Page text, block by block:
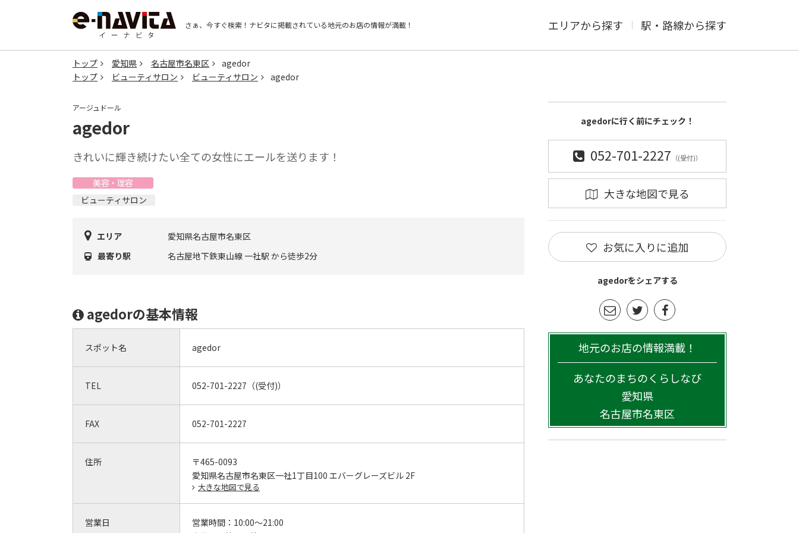
さぁ、今すぐ検索！ ナビタに掲載されている地元のお店の情報が満載！ エリアから探す 駅・路線から探す
トップ 愛知県 名古屋市名東区
agedor
トップ
ビューティサロン ビューティサロン agedor
アージュドール
agedor
きれいに輝き続けたい全ての女性にエールを送ります！
美容・理容
ビューティサロン
エリア
愛知県名古屋市名東区
最寄り駅
名古屋地下鉄東山線 一社駅 から徒歩2分
agedorの基本情報
スポット名 agedor
TEL 052-701-2227（(受付)）
FAX 052-701-2227
住所
〒465-0093
愛知県名古屋市名東区一社1丁目100 エバーグレーズビル 2F
大きな地図で見る
営業日 営業時間： 10:00～21:00
agedorに行く前にチェック！
052-701-2227 （(受付)）
大きな地図で見る
お気に入りに追加
agedorをシェアする
地元のお店の情報満載！
あなたのまちのくらしなび
愛知県
名古屋市名東区